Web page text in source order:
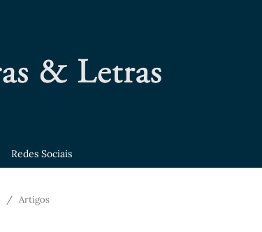
Redes Sociais
/ Artigos